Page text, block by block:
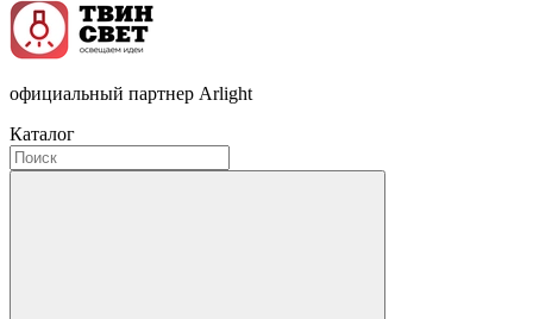
официальный партнер Arlight
Каталог